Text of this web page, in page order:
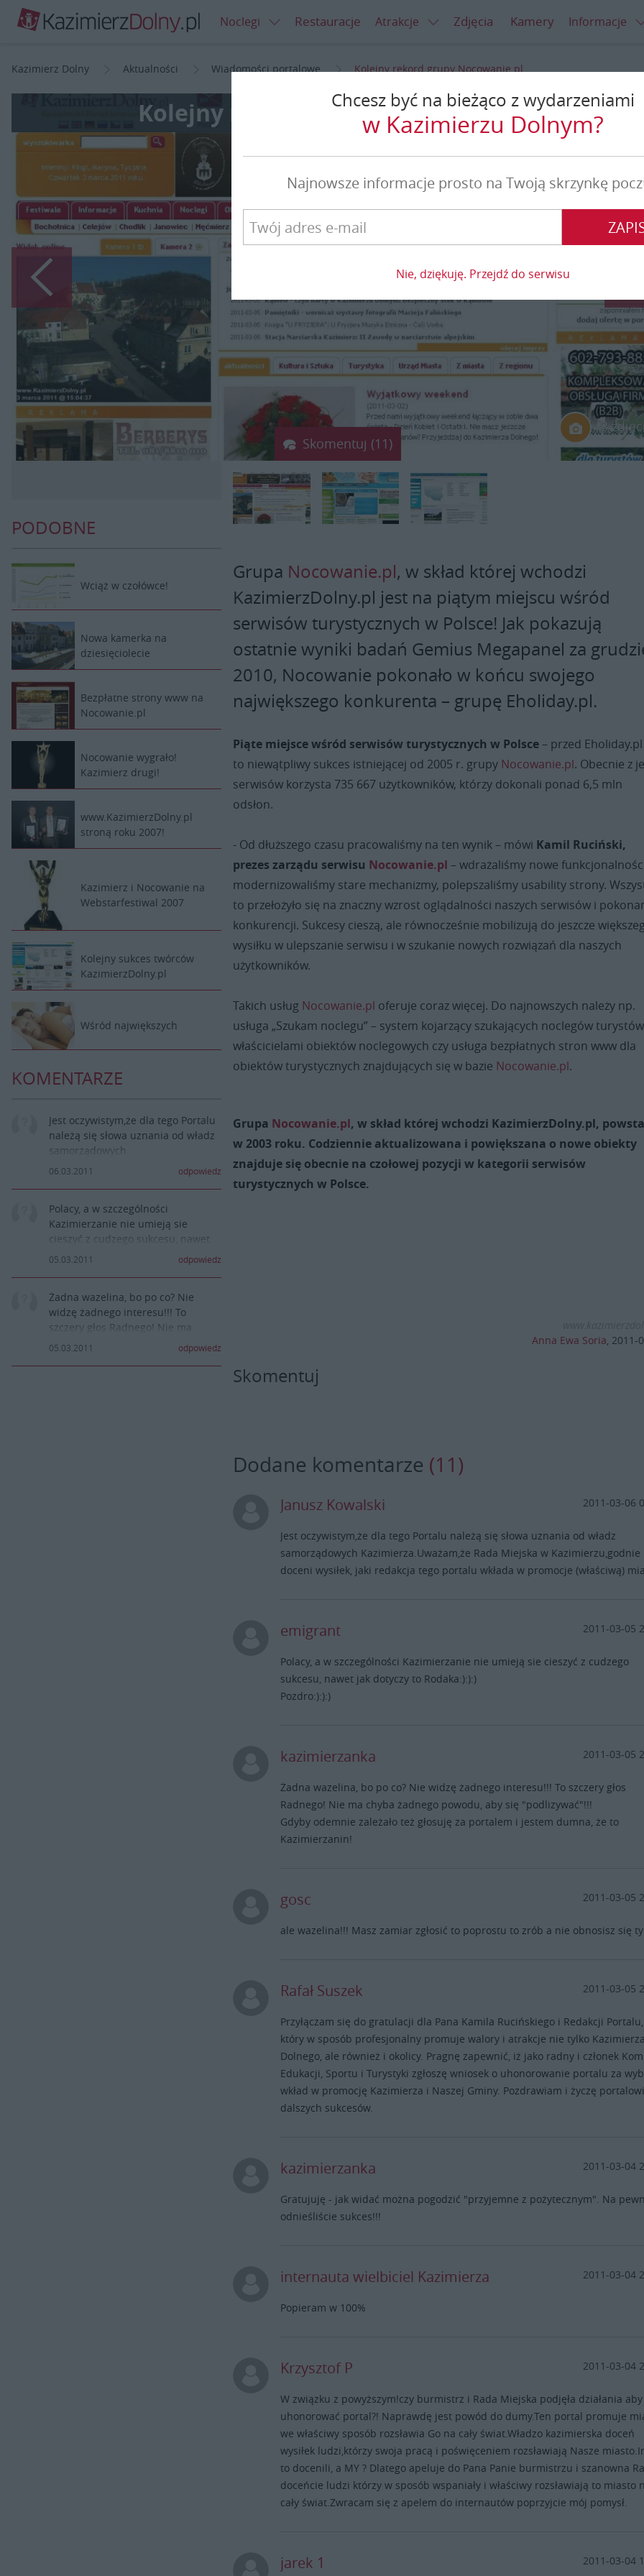
Noclegi Restauracje Atrakcje Zdjęcia Kamery Informacje
Kazimierz Dolny Aktualności Wiadomości portalowe Kolejny rekord grupy Nocowanie.pl
Kolejny rekord grupy Nocowanie.pl
3
Poprzedni
Skomentuj (11)
PODOBNE
Wciąż w czołówce!
Nowa kamerka na
dziesięciolecie
Bezpłatne strony www na
Nocowanie.pl
Nocowanie wygrało!
Kazimierz drugi!
www.KazimierzDolny.pl
stroną roku 2007!
Kazimierz i Nocowanie na
Webstarfestiwal 2007
Kolejny sukces twórców
KazimierzDolny.pl
Wśród największych
KOMENTARZE
Jest oczywistym,że dla tego Portalu
należą się słowa uznania od władz
samorządowych
Kazimierza.Uważam,że Rada
portalu wkłada w promocje
(właściwą) miasta.
06.03.2011 odpowiedz
Polacy, a w szczególności
Kazimierzanie nie umieją sie
cieszyć z cudzego sukcesu, nawet
jak dotyczy to Rodaka:):):)
05.03.2011 odpowiedz
Żadna wazelina, bo po co? Nie
widzę żadnego interesu!!! To
szczery głos Radnego! Nie ma
chyba żadnego powodu, aby się
05.03.2011 odpowiedz
Grupa Nocowanie.pl, w skład której wchodzi
KazimierzDolny.pl jest na piątym miejscu wśród
serwisów turystycznych w Polsce! Jak pokazują
ostatnie wyniki badań Gemius Megapanel za
2010, Nocowanie pokonało w końcu swojego
największego konkurenta – grupę Eholiday.pl.
Piąte miejsce wśród serwisów turystycznych w Polsce – przed
to niewątpliwy sukces istniejącej od 2005 r. grupy Nocowanie.pl. Obecnie z
serwisów korzysta 735 667 użytkowników, którzy dokonali ponad 6,5 mln
odsłon.
- Od dłuższego czasu pracowaliśmy na ten wynik – mówi Kamil Ruciński,
prezes zarządu serwisu Nocowanie.pl – wdrażaliśmy nowe
modernizowaliśmy stare mechanizmy, polepszaliśmy usability strony.
to przełożyło się na znaczny wzrost oglądalności naszych serwisów i
konkurencji. Sukcesy cieszą, ale równocześnie mobilizują do jeszcze
wysiłku w ulepszanie serwisu i w szukanie nowych rozwiązań dla naszych
użytkowników.
Takich usług Nocowanie.pl oferuje coraz więcej. Do najnowszych należy np.
usługa „Szukam noclegu” – system kojarzący szukających noclegów
właścicielami obiektów noclegowych czy usługa bezpłatnych stron www dla
obiektów turystycznych znajdujących się w bazie Nocowanie.pl.
Grupa Nocowanie.pl, w skład której wchodzi KazimierzDolny.pl,
w 2003 roku. Codziennie aktualizowana i powiększana o nowe obiekty
znajduje się obecnie na czołowej pozycji w kategorii serwisów
turystycznych w Polsce.
Anna Ewa Soria 2011-
Skomentuj
Dodane komentarze (11)
Janusz Kowalski 2011-03-06
Jest oczywistym,że dla tego Portalu należą się słowa uznania od władz
samorządowych Kazimierza.Uważam,że Rada Miejska w Kazimierzu,godnie
doceni wysiłek, jaki redakcja tego portalu wkłada w promocje (właściwą)
emigrant 2011-03-05
Polacy, a w szczególności Kazimierzanie nie umieją sie cieszyć z cudzego
sukcesu, nawet jak dotyczy to Rodaka:):):)
Pozdro:):):)
kazimierzanka 2011-03-05
Żadna wazelina, bo po co? Nie widzę żadnego interesu!!! To szczery głos
Radnego! Nie ma chyba żadnego powodu, aby się "podlizywać"!!!
Gdyby odemnie zależało też głosuję za portalem i jestem dumna, że to
Kazimierzanin!
gosc 2011-03-05
ale wazelina!!! Masz zamiar zgłosić to poprostu to zrób a nie obnosisz się
Rafał Suszek 2011-03-05
Przyłączam się do gratulacji dla Pana Kamila Rucińskiego i Redakcji Portalu,
który w sposób profesjonalny promuje walory i atrakcje nie tylko
Dolnego, ale również i okolicy. Pragnę zapewnić, iż jako radny i członek
Edukacji, Sportu i Turystyki zgłoszę wniosek o uhonorowanie portalu za
wkład w promocję Kazimierza i Naszej Gminy. Pozdrawiam i życzę
dalszych sukcesów.
kazimierzanka 2011-03-04
Gratujuję - jak widać można pogodzić "przyjemne z pożytecznym". Na
odnieśliście sukces!!!
internauta wielbiciel Kazimierza 2011-03-04
Popieram w 100%
Krzysztof P 2011-03-04
W związku z powyższym!czy burmistrz i Rada Miejska podjęła działania aby
uhonorować portal?! Naprawdę jest powód do dumy.Ten portal promuje
we właściwy sposób rozsławia Go na cały świat.Władzo kazimierska doceń
wysiłek ludzi,którzy swoja pracą i poświęceniem rozsławiają Nasze
to docenili, a MY ? Dlatego apeluje do Pana Panie burmistrzu i szanowna
doceńcie ludzi którzy w sposób wspaniały i właściwy rozsławiają to miasto
cały świat.Zwracam się z apelem do internautów poprzyjcie mój pomysł.
jarek 1 2011-03-04
Chcesz być na bieżąco z wydarzeniami
w Kazimierzu Dolnym?
Najnowsze informacje prosto na Twoją skrzynkę
Nie, dziękuję. Przejdź do serwisu